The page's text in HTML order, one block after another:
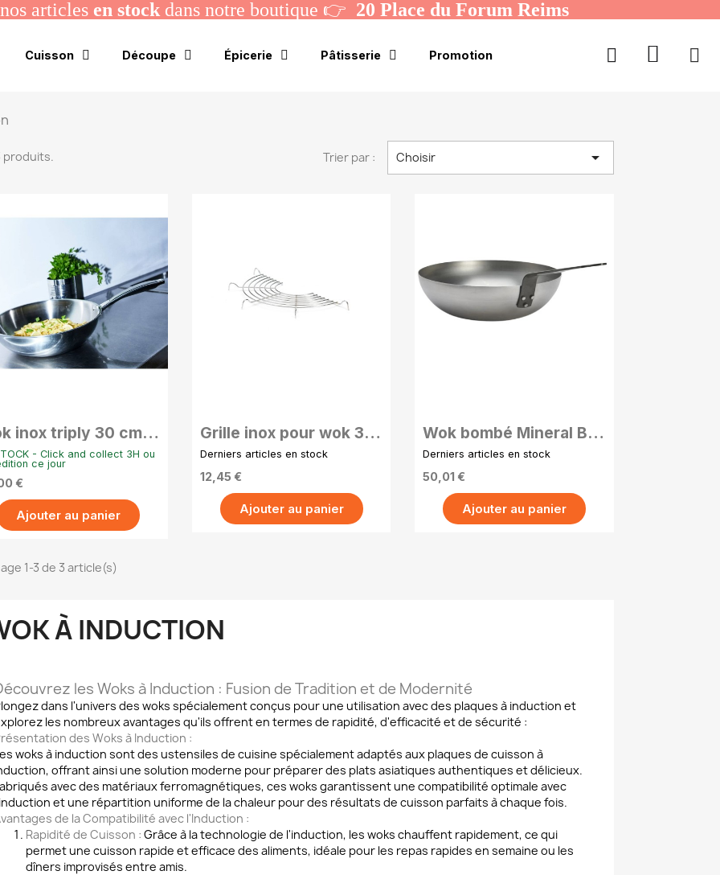
articlesen stockdans notre boutique 👉 20 Place du Forum Reims
Cuisson Découpe Épicerie Pâtisserie Promotion
À INDUCTION
les Woks à Induction : Fusion de Tradition et de Modernité
dans l'univers des woks spécialement conçus pour une utilisation avec des plaques à induction et
les nombreux avantages qu'ils offrent en termes de rapidité, d'efficacité et de sécurité :
des Woks à Induction :
woks à induction sont des ustensiles de cuisine spécialement adaptés aux plaques de cuisson à
offrant ainsi une solution moderne pour préparer des plats asiatiques authentiques et délicieux.
avec des matériaux ferromagnétiques, ces woks garantissent une compatibilité optimale avec
et une répartition uniforme de la chaleur pour des résultats de cuisson parfaits à chaque fois.
de la Compatibilité avec l'Induction :
Rapidité de Cuisson : Grâce à la technologie de l'induction, les woks chauffent rapidement, ce qui
permet une cuisson rapide et efficace des aliments, idéale pour les repas rapides en semaine ou les
dîners improvisés entre amis.
produits. Trier par : Choisir 
inox triply 30 cm
feux induction –
pro et durable
- Click and collect 3H ou
ce jour
€
Ajouter au panier
Grille inox pour wok 32
cm cuisson vapeur ou
maintien au chaud
Derniers articles en stock
12,45 €
Ajouter au panier
Wok bombé Mineral B
24 cm en acier carbone
avec poignée amovible
Derniers articles en stock
50,01 €
Ajouter au panier
1-3 de 3 article(s)